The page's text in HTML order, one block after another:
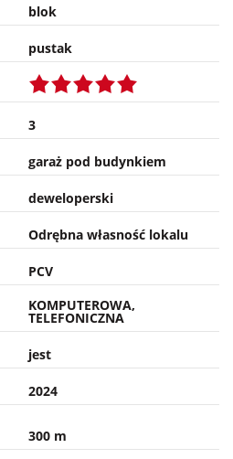
blok
pustak
3
garaż pod budynkiem
deweloperski
Odrębna własność lokalu
PCV
KOMPUTEROWA,
TELEFONICZNA
jest
2024
300 m